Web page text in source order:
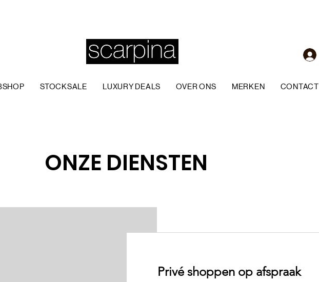
STOCKSALE LUXURY DEALS OVER ONS MERKEN CONTACT
ONZE DIENSTEN
Privé shoppen op afspraak